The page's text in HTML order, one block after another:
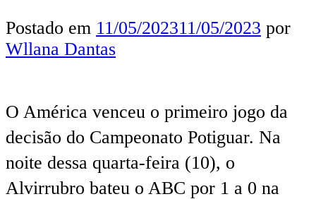
Postado em 11/05/202311/05/2023 por
Wllana Dantas
O América venceu o primeiro jogo da
decisão do Campeonato Potiguar. Na
noite dessa quarta-feira (10), o
Alvirrubro bateu o ABC por 1 a 0 na